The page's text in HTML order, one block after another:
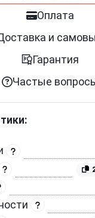
Оплата
и
Гарантия
Частые